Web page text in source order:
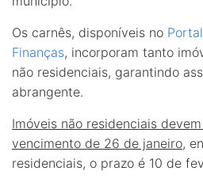
Os carnês, disponíveis no
Finanças, incorporam tanto
não residenciais, garantindo
abrangente.
Imóveis não residenciais
vencimento de 26 de janeiro,
residenciais, o prazo é 10 de